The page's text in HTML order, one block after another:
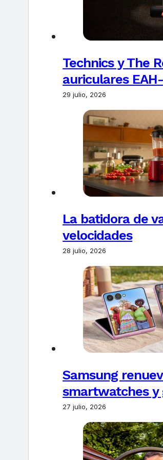
Technics y The
auriculares
29 julio, 2026
La batidora de
velocidades
28 julio, 2026
Samsung
smartwatches y
27 julio, 2026